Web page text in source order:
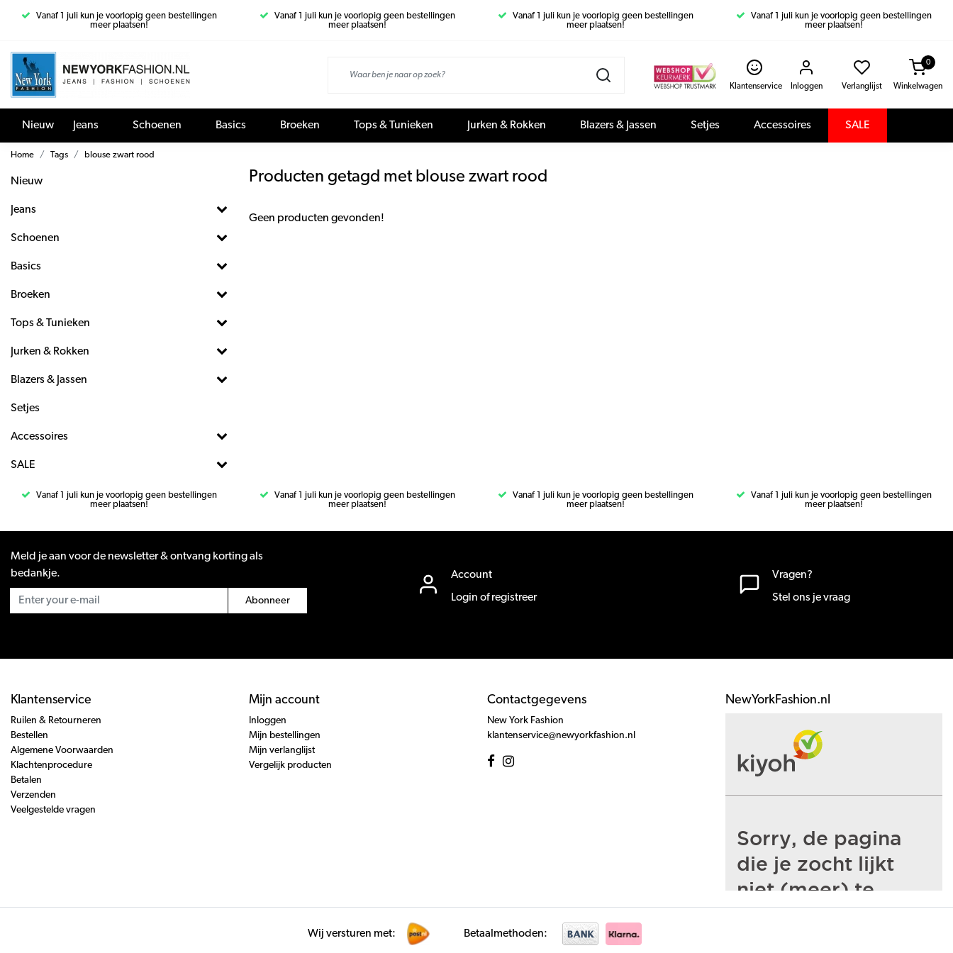
Vanaf 1 juli kun je voorlopig geen bestellingen
meer plaatsen!
Vanaf 1 juli kun je voorlopig geen bestellingen
meer plaatsen!
Vanaf 1 juli kun je voorlopig geen bestellingen
meer plaatsen!
Vanaf 1 juli kun je voorlopig geen bestellingen
meer plaatsen!
Klantenservice Inloggen Verlanglijst Winkelwagen
0
Nieuw Jeans Schoenen Basics Broeken Tops & Tunieken Jurken & Rokken Blazers & Jassen Setjes Accessoires SALE
Home Tags blouse zwart rood
Nieuw
Jeans
Schoenen
Basics
Broeken
Tops & Tunieken
Jurken & Rokken
Blazers & Jassen
Setjes
Accessoires
SALE
Producten getagd met blouse zwart rood
Geen producten gevonden!
Vanaf 1 juli kun je voorlopig geen bestellingen
meer plaatsen!
Vanaf 1 juli kun je voorlopig geen bestellingen
meer plaatsen!
Vanaf 1 juli kun je voorlopig geen bestellingen
meer plaatsen!
Vanaf 1 juli kun je voorlopig geen bestellingen
meer plaatsen!
Meld je aan voor de newsletter & ontvang korting als
bedankje.
Abonneer
Account
Login of registreer
Vragen?
Stel ons je vraag
Klantenservice
Ruilen & Retourneren
Bestellen
Algemene Voorwaarden
Klachtenprocedure
Betalen
Verzenden
Veelgestelde vragen
Mijn account
Inloggen
Mijn bestellingen
Mijn verlanglijst
Vergelijk producten
Contactgegevens
New York Fashion
klantenservice@newyorkfashion.nl
NewYorkFashion.nl
Wij versturen met: Betaalmethoden: